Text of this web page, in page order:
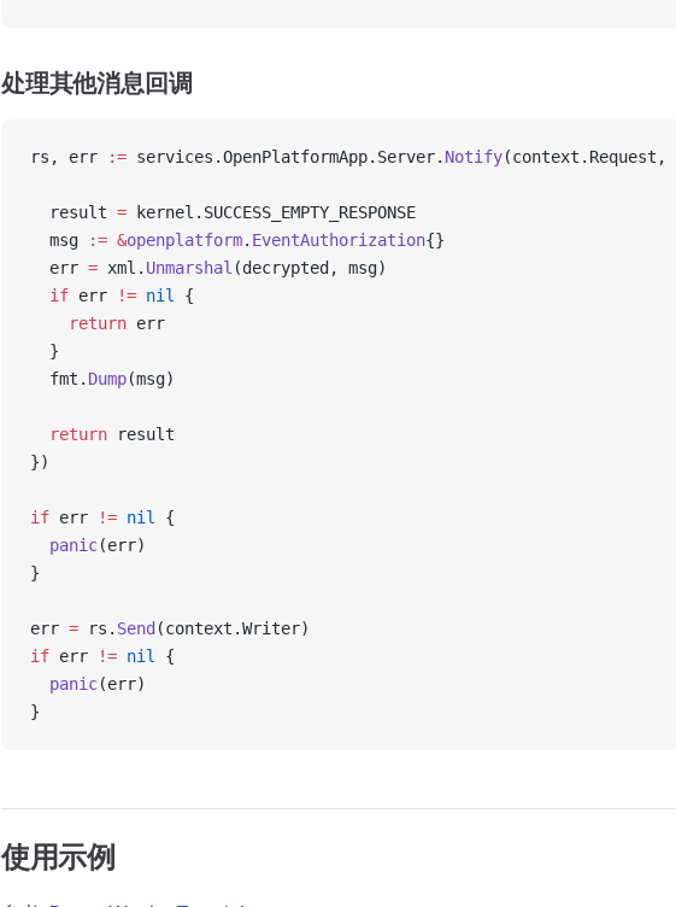
处理其他消息回调
rs, err := services.OpenPlatformApp.Server. Notify(context.Request,
  result
= kernel.SUCCESS_EMPTY_RESPONSE
  msg
:= &openplatform. EventAuthorization{}
  err
= xml. Unmarshal (decrypted, msg)
  if
err != nil
{
    return
err
  }
  fmt.
Dump(msg)
  return
result
})
if err != nil
{
  panic
(err)
}
err = rs. Send (context.Writer)
if err != nil
{
  panic
(err)
}
使用示例